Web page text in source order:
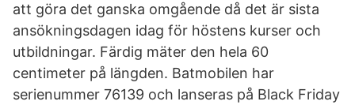
att göra det ganska omgående då det är sista
ansökningsdagen idag för höstens kurser och
utbildningar. Färdig mäter den hela 60
centimeter på längden. Batmobilen har
serienummer 76139 och lanseras på Black Friday